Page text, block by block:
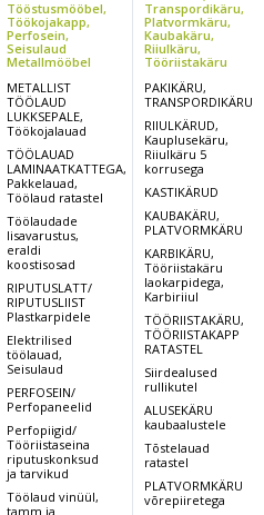
Tööstusmööbel,
Töökojakapp,
Perfosein,
Seisulaud
Metallmööbel
METALLIST
TÖÖLAUD
LUKKSEPALE,
Töökojalauad
TÖÖLAUAD
LAMINAATKATTEGA,
Pakkelauad,
Töölaud ratastel
Töölaudade
lisavarustus,
eraldi
koostisosad
RIPUTUSLATT/
RIPUTUSLIIST
Plastkarpidele
Elektrilised
töölauad,
Seisulaud
PERFOSEIN/
Perfopaneelid
Perfopiigid/
Tööriistaseina
riputuskonksud
ja tarvikud
Töölaud vinüül,
tamm ja
Transpordikäru,
Platvormkäru,
Kaubakäru,
Riiulkäru,
Tööriistakäru
PAKIKÄRU,
TRANSPORDIKÄRU
RIIULKÄRUD,
Kauplusekäru,
Riiulkäru 5
korrusega
KASTIKÄRUD
KAUBAKÄRU,
PLATVORMKÄRU
KARBIKÄRU,
Tööriistakäru
laokarpidega,
Karbiriiul
TÖÖRIISTAKÄRU,
TÖÖRIISTAKAPP
RATASTEL
Siirdealused
rullikutel
ALUSEKÄRU
kaubaalustele
Tõstelauad
ratastel
PLATVORMKÄRU
võrepiiretega